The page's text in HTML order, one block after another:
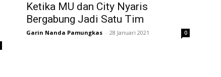
Ketika MU dan City Nyaris
Bergabung Jadi Satu Tim
Garin Nanda Pamungkas - 28 Januari 2021 0